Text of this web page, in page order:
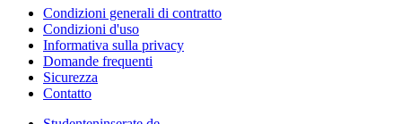
Condizioni generali di contratto
Condizioni d'uso
Informativa sulla privacy
Domande frequenti
Sicurezza
Contatto